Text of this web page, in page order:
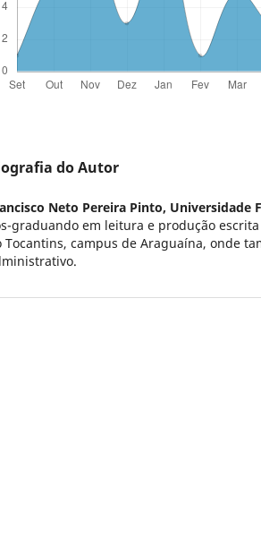
do Autor
Neto Pereira Pinto, Universidade
graduando em leitura e produção
Tocantins, campus de Araguaína, onde